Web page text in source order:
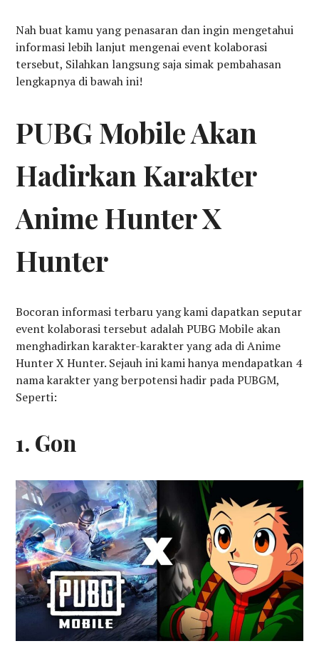
Nah buat kamu yang penasaran dan ingin mengetahui
informasi lebih lanjut mengenai event kolaborasi
tersebut, Silahkan langsung saja simak pembahasan
lengkapnya di bawah ini!
PUBG Mobile Akan
Hadirkan Karakter
Anime Hunter X
Hunter
Bocoran informasi terbaru yang kami dapatkan seputar
event kolaborasi tersebut adalah PUBG Mobile akan
menghadirkan karakter-karakter yang ada di Anime
Hunter X Hunter. Sejauh ini kami hanya mendapatkan 4
nama karakter yang berpotensi hadir pada PUBGM,
Seperti:
1. Gon